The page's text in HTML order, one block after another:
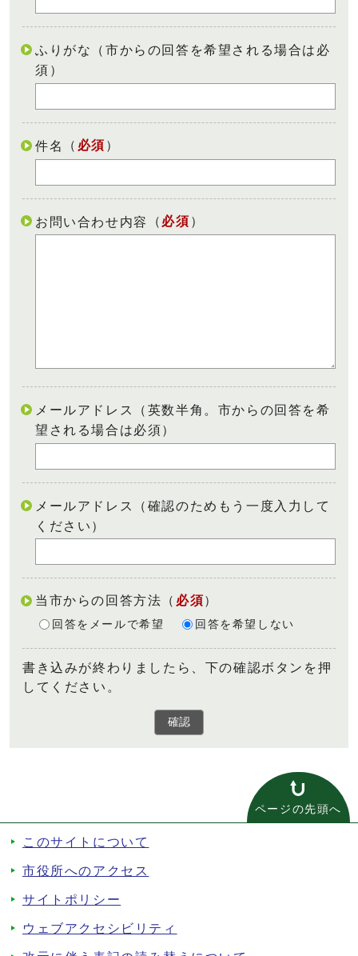
ふりがな（市からの回答を希望される場合は必
須）
件名 （ 必須 ）
お問い合わせ内容 （ 必須 ）
メールアドレス（英数半角。市からの回答を希
望される場合は必須）
メールアドレス（確認のためもう一度入力して
ください）
当市からの回答方法 （ 必須）
回答をメールで希望 回答を希望しない
書き込みが終わりましたら、下の確認ボタンを押
してください。
確認
ページの先頭へ
このサイトについて
市役所へのアクセス
サイトポリシー
ウェブアクセシビリティ